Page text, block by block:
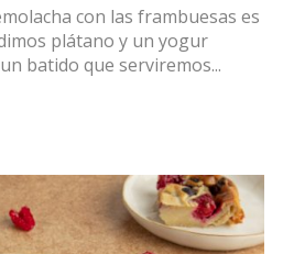
con las frambuesas es
plátano y un yogur
batido que serviremos...